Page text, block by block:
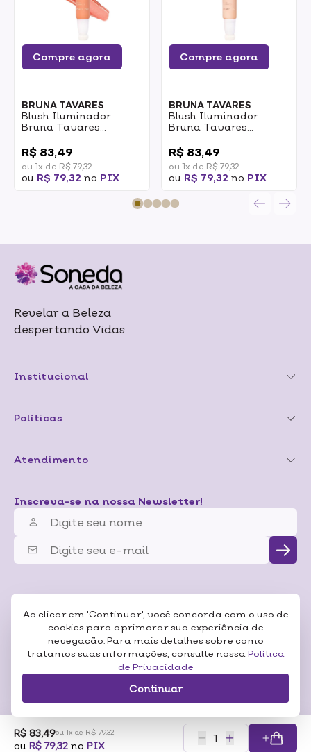
Ao clicar em 'Continuar', você concorda com o uso de
cookies para aprimorar sua experiência de
nevegação. Para mais detalhes sobre como
tratamos suas informações, consulte nossa Política
de Privacidade
Continuar
R$ 83,49ou 1x de R$ 79,32
ou R$ 79,32 no PIX
Compre agora
BRUNA TAVARES
Blush Iluminador
Bruna Tavares
15g
R$ 83,49
ou 1x de R$ 79,32
ou R$ 79,32 no PIX
Compre agora
BRUNA TAVARES
Blush Iluminador
Bruna Tavares
15g
R$ 83,49
ou 1x de R$ 79,32
ou R$ 79,32 no PIX
Revelar a Beleza
despertando Vidas
Institucional
Políticas
Atendimento
Inscreva-se na nossa Newsletter!
Certificados